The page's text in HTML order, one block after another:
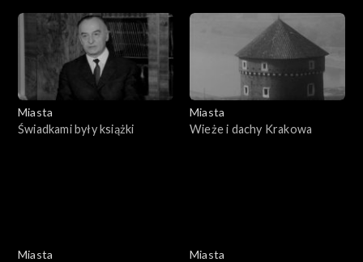
Miasta
Świadkami były książki
Miasta
Wieże i dachy Krakowa
Miasta
Miasta